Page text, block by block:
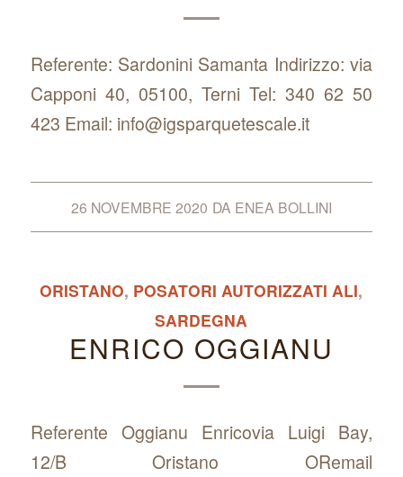
Referente: Sardonini Samanta Indirizzo: via
Capponi 40, 05100, Terni Tel: 340 62 50
423 Email: info@igsparquetescale.it
26 NOVEMBRE 2020 DA ENEA BOLLINI
ORISTANO, POSATORI AUTORIZZATI ALI,
SARDEGNA
ENRICO OGGIANU
Referente Oggianu Enricovia Luigi Bay,
12/B Oristano ORemail